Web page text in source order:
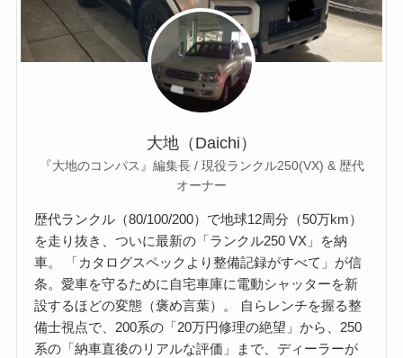
大地（Daichi）
『大地のコンパス』編集長 / 現役ランクル250(VX) & 歴代
オーナー
歴代ランクル（80/100/200）で地球12周分（50万km）
を走り抜き、ついに最新の「ランクル250 VX」を納
車。 「カタログスペックより整備記録がすべて」が信
条。愛車を守るために自宅車庫に電動シャッターを新
設するほどの変態（褒め言葉）。 自らレンチを握る整
備士視点で、200系の「20万円修理の絶望」から、250
系の「納車直後のリアルな評価」まで、ディーラーが